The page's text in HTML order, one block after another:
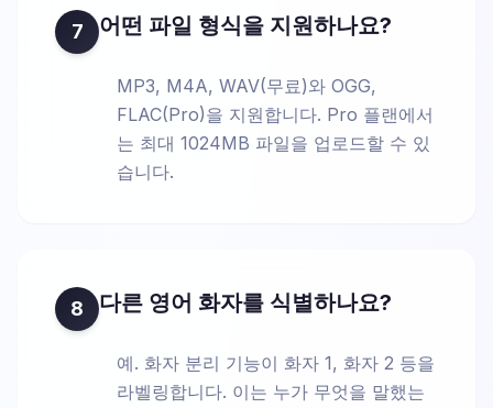
7 어떤 파일 형식을 지원하나요?
MP3, M4A, WAV(무료)와 OGG,
FLAC(Pro)을 지원합니다. Pro 플랜에서
는 최대 1024MB 파일을 업로드할 수 있
습니다.
8 다른 영어 화자를 식별하나요?
예. 화자 분리 기능이 화자 1, 화자 2 등을
라벨링합니다. 이는 누가 무엇을 말했는